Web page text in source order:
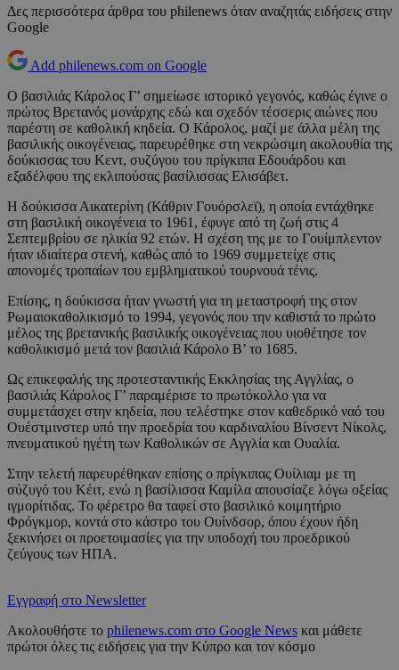
Δες περισσότερα άρθρα του philenews όταν αναζητάς ειδήσεις στην
Google
Add philenews.com on Google
Ο βασιλιάς Κάρολος Γ’ σημείωσε ιστορικό γεγονός, καθώς έγινε ο
πρώτος Βρετανός μονάρχης εδώ και σχεδόν τέσσερις αιώνες που
παρέστη σε καθολική κηδεία. Ο Κάρολος, μαζί με άλλα μέλη της
βασιλικής οικογένειας, παρευρέθηκε στη νεκρώσιμη ακολουθία της
δούκισσας του Κεντ, συζύγου του πρίγκιπα Εδουάρδου και
εξαδέλφου της εκλιπούσας βασίλισσας Ελισάβετ.
Η δούκισσα Αικατερίνη (Κάθριν Γουόρσλεϊ), η οποία εντάχθηκε
στη βασιλική οικογένεια το 1961, έφυγε από τη ζωή στις 4
Σεπτεμβρίου σε ηλικία 92 ετών. Η σχέση της με το Γουίμπλεντον
ήταν ιδιαίτερα στενή, καθώς από το 1969 συμμετείχε στις
απονομές τροπαίων του εμβληματικού τουρνουά τένις.
Επίσης, η δούκισσα ήταν γνωστή για τη μεταστροφή της στον
Ρωμαιοκαθολικισμό το 1994, γεγονός που την καθιστά το πρώτο
μέλος της βρετανικής βασιλικής οικογένειας που υιοθέτησε τον
καθολικισμό μετά τον βασιλιά Κάρολο Β’ το 1685.
Ως επικεφαλής της προτεσταντικής Εκκλησίας της Αγγλίας, ο
βασιλιάς Κάρολος Γ’ παραμέρισε το πρωτόκολλο για να
συμμετάσχει στην κηδεία, που τελέστηκε στον καθεδρικό ναό του
Ουέστμινστερ υπό την προεδρία του καρδιναλίου Βίνσεντ Νίκολς,
πνευματικού ηγέτη των Καθολικών σε Αγγλία και Ουαλία.
Στην τελετή παρευρέθηκαν επίσης ο πρίγκιπας Ουίλιαμ με τη
σύζυγό του Κέιτ, ενώ η βασίλισσα Καμίλα απουσίαζε λόγω οξείας
ιγμορίτιδας. Το φέρετρο θα ταφεί στο βασιλικό κοιμητήριο
Φρόγκμορ, κοντά στο κάστρο του Ουίνδσορ, όπου έχουν ήδη
ξεκινήσει οι προετοιμασίες για την υποδοχή του προεδρικού
ζεύγους των ΗΠΑ.
Εγγραφή στο Newsletter
Ακολουθήστε το philenews.com στο Google News και μάθετε
πρώτοι όλες τις ειδήσεις για την Κύπρο και τον κόσμο